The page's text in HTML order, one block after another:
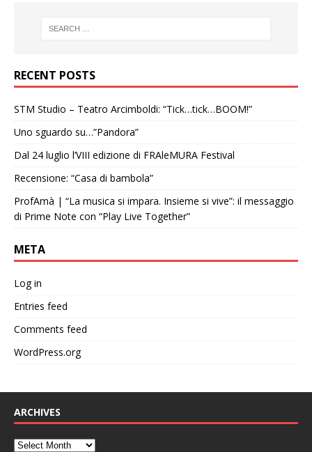
RECENT POSTS
STM Studio – Teatro Arcimboldi: “Tick…tick…BOOM!”
Uno sguardo su…”Pandora”
Dal 24 luglio l’VIII edizione di FRAleMURA Festival
Recensione: “Casa di bambola”
ProfAmà | “La musica si impara. Insieme si vive”: il messaggio
di Prime Note con “Play Live Together”
META
Log in
Entries feed
Comments feed
WordPress.org
ARCHIVES